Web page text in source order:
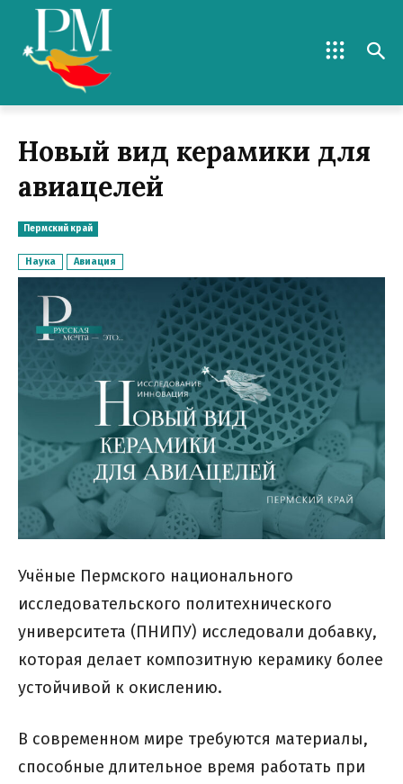
Новый вид керамики для
авиацелей
Пермский край
Наука Авиация
Учёные Пермского национального
исследовательского политехнического
университета (ПНИПУ) исследовали добавку,
которая делает композитную керамику более
устойчивой к окислению.
В современном мире требуются материалы,
способные длительное время работать при